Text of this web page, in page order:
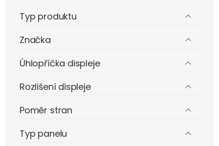
Typ produktu
Značka
Úhlopříčka displeje
Rozlišení displeje
Poměr stran
Typ panelu